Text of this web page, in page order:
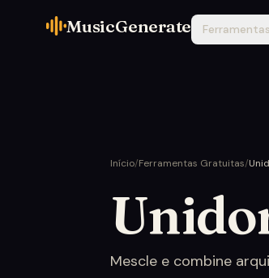
MusicGenerate Ferramentas
Início/Ferramentas Gratuitas/
Mescle e combine